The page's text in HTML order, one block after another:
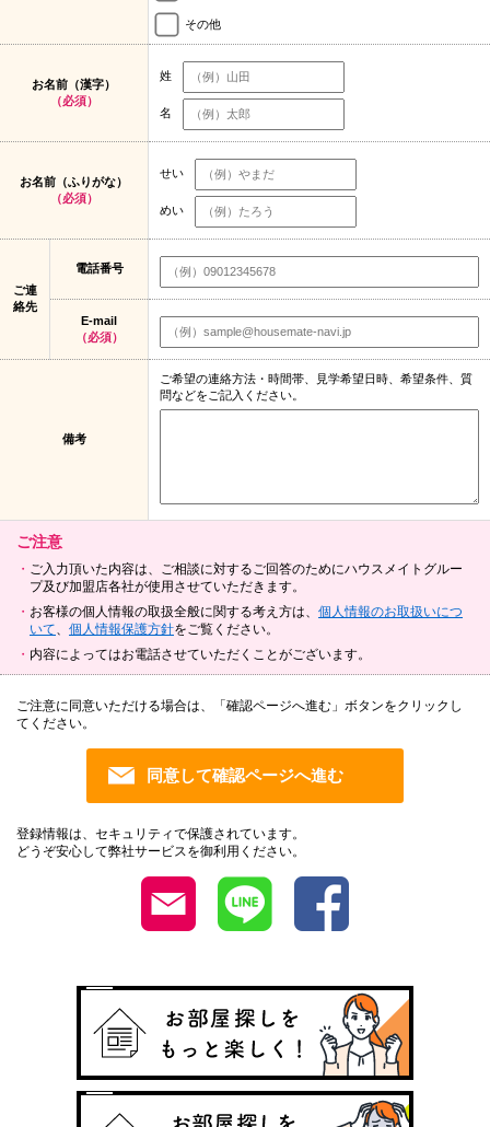
その他
お名前（漢字）
（必須）
姓
名
お名前（ふりがな）
（必須）
せい
めい
ご連
絡先
電話番号
E-mail
（必須）
備考
ご希望の連絡方法・時間帯、見学希望日時、希望条件、質
問などをご記入ください。
ご注意
ご入力頂いた内容は、ご相談に対するご回答のためにハウスメイトグルー
プ及び加盟店各社が使用させていただきます。
お客様の個人情報の取扱全般に関する考え方は、 個人情報のお取扱いにつ
いて
個人情報保護方針をご覧ください。
内容によってはお電話させていただくことがございます。
ご注意に同意いただける場合は、「確認ページへ進む」ボタンをクリックし
てください。
登録情報は、セキュリティで保護されています。
どうぞ安心して弊社サービスを御利用ください。